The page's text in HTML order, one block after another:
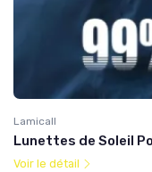
Lamicall
Lunettes de Soleil
Voir le détail